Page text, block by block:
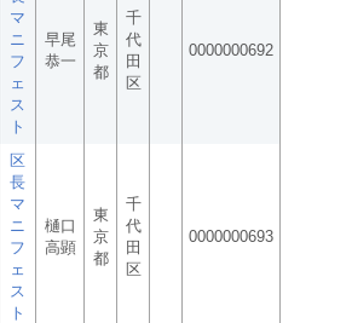
マ
ニ
フ
ェ
ス
ト
早尾
恭一
東
京
都
千
代
田
区
0000000692
区
長
マ
ニ
フ
ェ
ス
ト
樋口
高顕
東
京
都
千
代
田
区
0000000693